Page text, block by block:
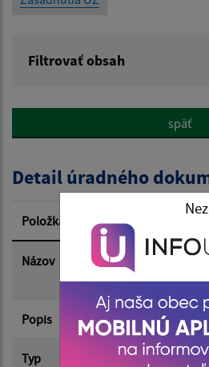
Filtrovať obsah
Popis:
Dátum zverejnenia od:
Dátum zverejnenia do:
Filtrovať
späť
Detail úradného
Položka Informácia
Názov
Odvolanie času
vzniku požiaru
Popis
Typ
Rôzne